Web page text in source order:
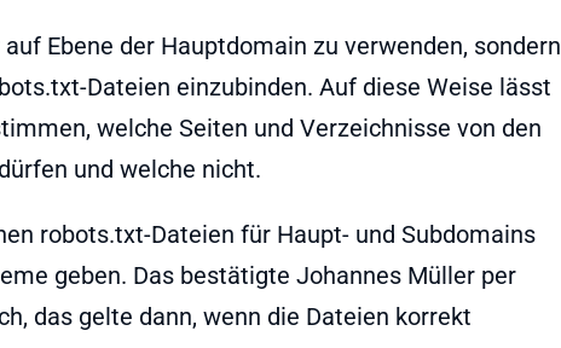
Ebene der Hauptdomain zu verwenden, sondern
Dateien einzubinden. Auf diese Weise lässt
welche Seiten und Verzeichnisse von den
und welche nicht.
robots.txt-Dateien für Haupt- und Subdomains
geben. Das bestätigte Johannes Müller per
das gelte dann, wenn die Dateien korrekt